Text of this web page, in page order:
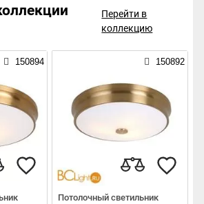
Перейти в
коллекцию
150894 150892
Потолочный светильник